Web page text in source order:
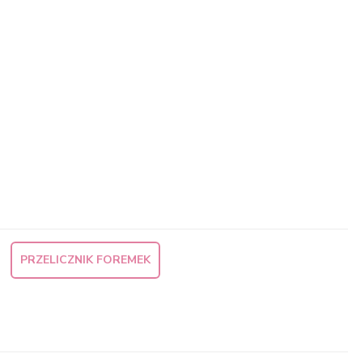
PRZELICZNIK FOREMEK